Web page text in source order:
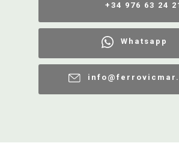
+34 976 63 24
Whatsapp